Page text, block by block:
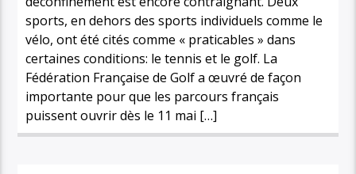
sports, en dehors des sports individuels comme le
vélo, ont été cités comme « praticables » dans
certaines conditions: le tennis et le golf. La
Fédération Française de Golf a œuvré de façon
importante pour que les parcours français
puissent ouvrir dès le 11 mai […]